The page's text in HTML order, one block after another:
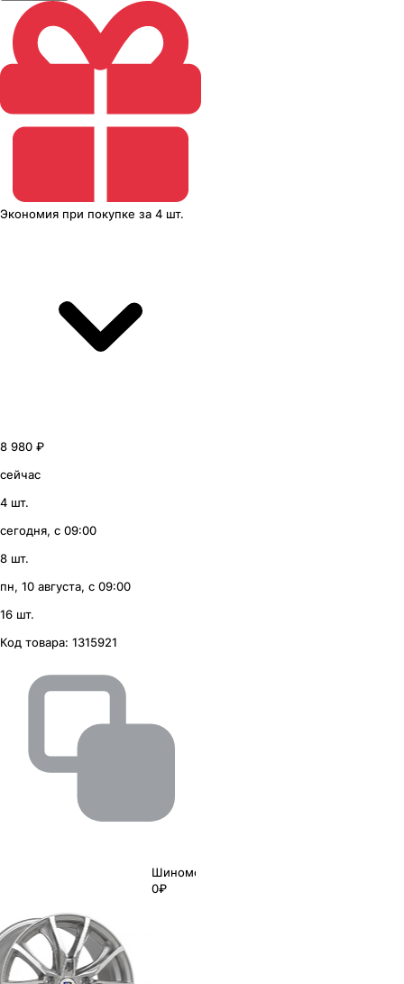
Экономия при покупке за 4 шт.
8 980 ₽
сейчас
4 шт.
сегодня, с 09:00
8 шт.
пн, 10 августа, с 09:00
16 шт.
Код товара: 1315921
Шиномонтаж
0₽